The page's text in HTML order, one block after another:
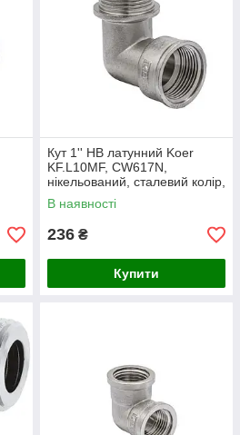
Кут 1'' НВ латунний Koer
KF.L10MF, CW617N,
нікельований, сталевий колір,
Чехія (KF0077)
В наявності
236 ₴
Купити